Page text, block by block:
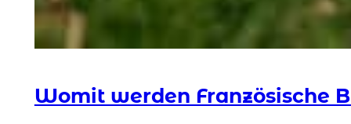
Womit werden Französische